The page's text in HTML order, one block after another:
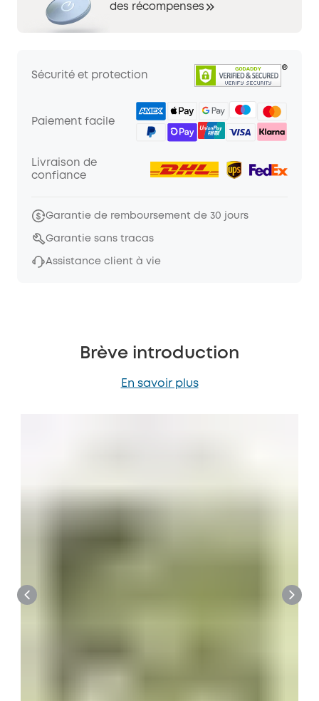
des récompenses
Sécurité et protection
Paiement facile
Livraison de
confiance
Garantie de remboursement de 30 jours
Garantie sans tracas
Assistance client à vie
Brève introduction
En savoir plus